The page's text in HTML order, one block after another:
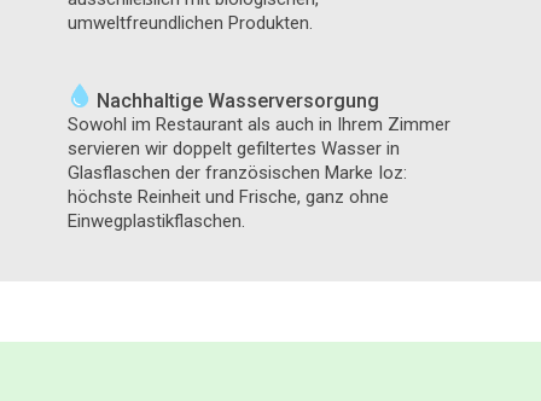
umweltfreundlichen Produkten.
Nachhaltige Wasserversorgung
Sowohl im Restaurant als auch in Ihrem Zimmer
servieren wir doppelt gefiltertes Wasser in
Glasflaschen der französischen Marke Ioz:
höchste Reinheit und Frische, ganz ohne
Einwegplastikflaschen.